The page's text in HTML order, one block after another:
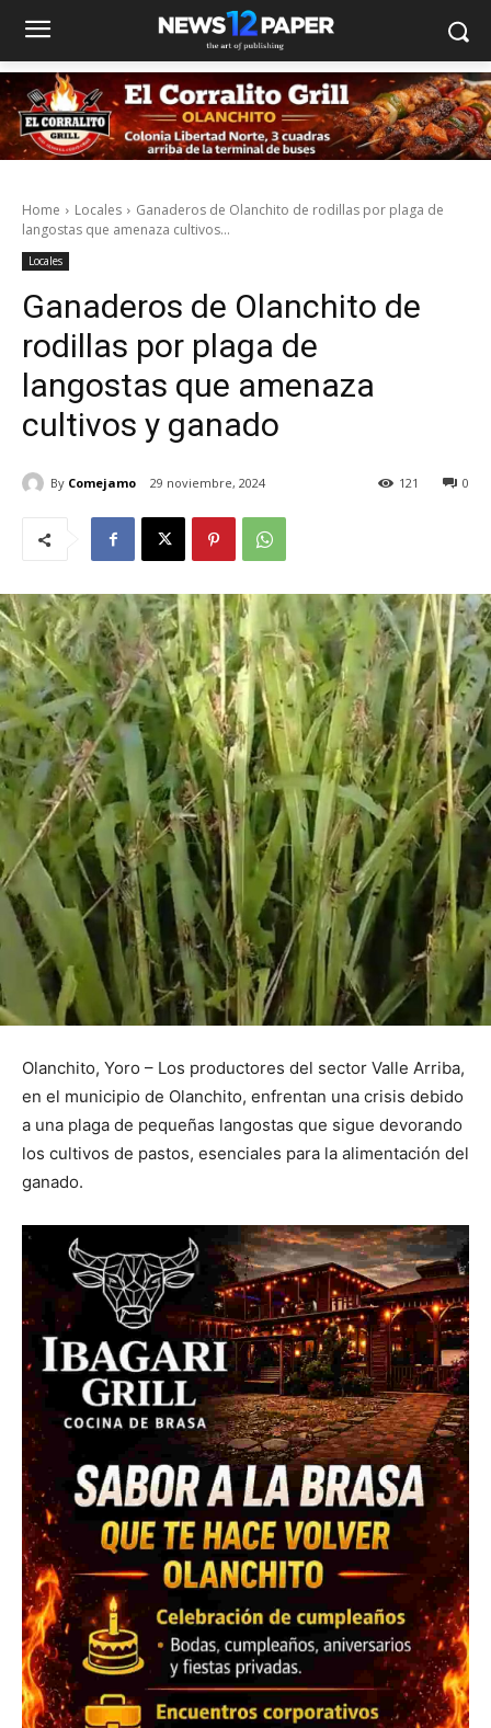
Home Locales
Ganaderos de Olanchito de rodillas por plaga de
langostas que amenaza cultivos...
Locales
Ganaderos de Olanchito de
rodillas por plaga de
langostas que amenaza
cultivos y ganado
By Comejamo 29 noviembre, 2024 0
121
Olanchito, Yoro – Los productores del sector Valle Arriba,
en el municipio de Olanchito, enfrentan una crisis debido
a una plaga de pequeñas langostas que sigue devorando
los cultivos de pastos, esenciales para la alimentación del
ganado.